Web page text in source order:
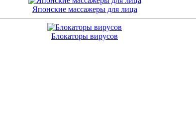
Японские массажеры для лица
Блокаторы вирусов